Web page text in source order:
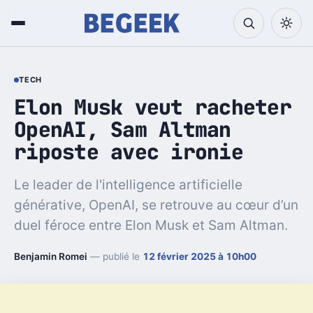
TECH
Elon Musk veut racheter
OpenAI, Sam Altman
riposte avec ironie
Le leader de l'intelligence artificielle
générative, OpenAI, se retrouve au cœur d’un
duel féroce entre Elon Musk et Sam Altman.
Benjamin Romei — publié le 12 février 2025 à 10h00